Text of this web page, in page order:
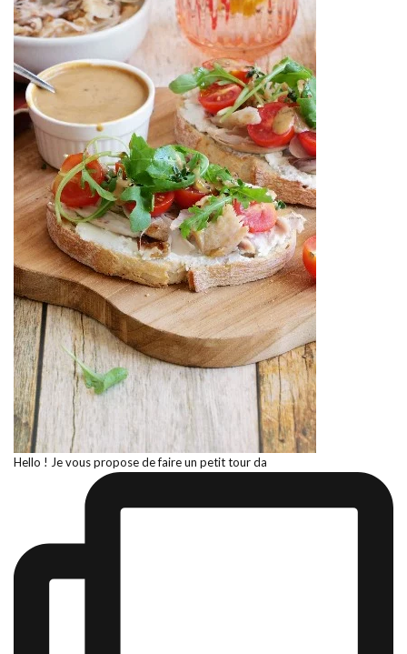
Hello ! Je vous propose de faire un petit tour da